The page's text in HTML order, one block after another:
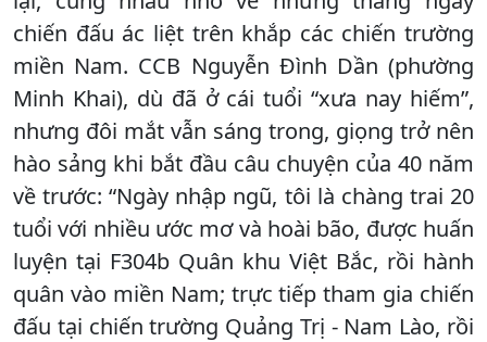
chiến đấu ác liệt trên khắp các chiến trường
miền Nam. CCB Nguyễn Đình Dần (phường
Minh Khai), dù đã ở cái tuổi “xưa nay hiếm”,
nhưng đôi mắt vẫn sáng trong, giọng trở nên
hào sảng khi bắt đầu câu chuyện của 40 năm
về trước: “Ngày nhập ngũ, tôi là chàng trai 20
tuổi với nhiều ước mơ và hoài bão, được huấn
luyện tại F304b Quân khu Việt Bắc, rồi hành
quân vào miền Nam; trực tiếp tham gia chiến
đấu tại chiến trường Quảng Trị - Nam Lào, rồi